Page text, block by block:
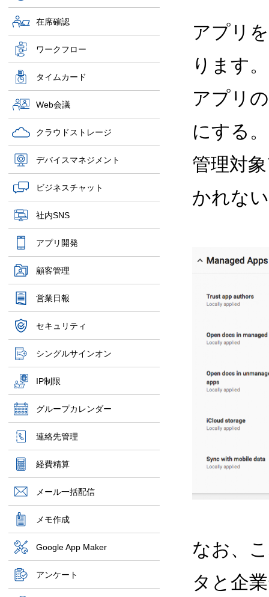
在席確認
ワークフロー
タイムカード
Web会議
クラウドストレージ
デバイスマネジメント
ビジネスチャット
社内SNS
アプリ開発
顧客管理
営業日報
セキュリティ
シングルサインオン
IP制限
グループカレンダー
連絡先管理
経費精算
メール一括配信
メモ作成
Google App Maker
アンケート
アプリ
ります。
アプリ
にする。
管理対
かれな
なお、
タと企